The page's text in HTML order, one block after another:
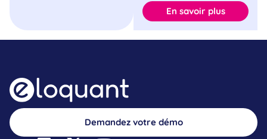
En savoir plus
Demandez votre démo